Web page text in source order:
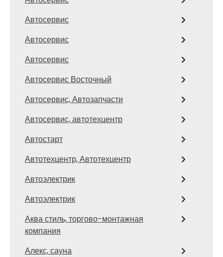
Автосервис
Автосервис
Автосервис
Автосервис Восточный
Автосервис, Автозапчасти
Автосервис, автотехцентр
Автостарт
Автотехцентр, Автотехцентр
Автоэлектрик
Автоэлектрик
Аква стиль, торгово-монтажная
компания
Алекс, сауна